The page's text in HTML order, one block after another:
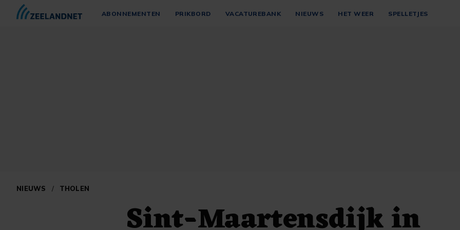
ABONNEMENTEN PRIKBORD VACATUREBANK NIEUWS HET WEER SPELLETJES
NIEUWS / THOLEN